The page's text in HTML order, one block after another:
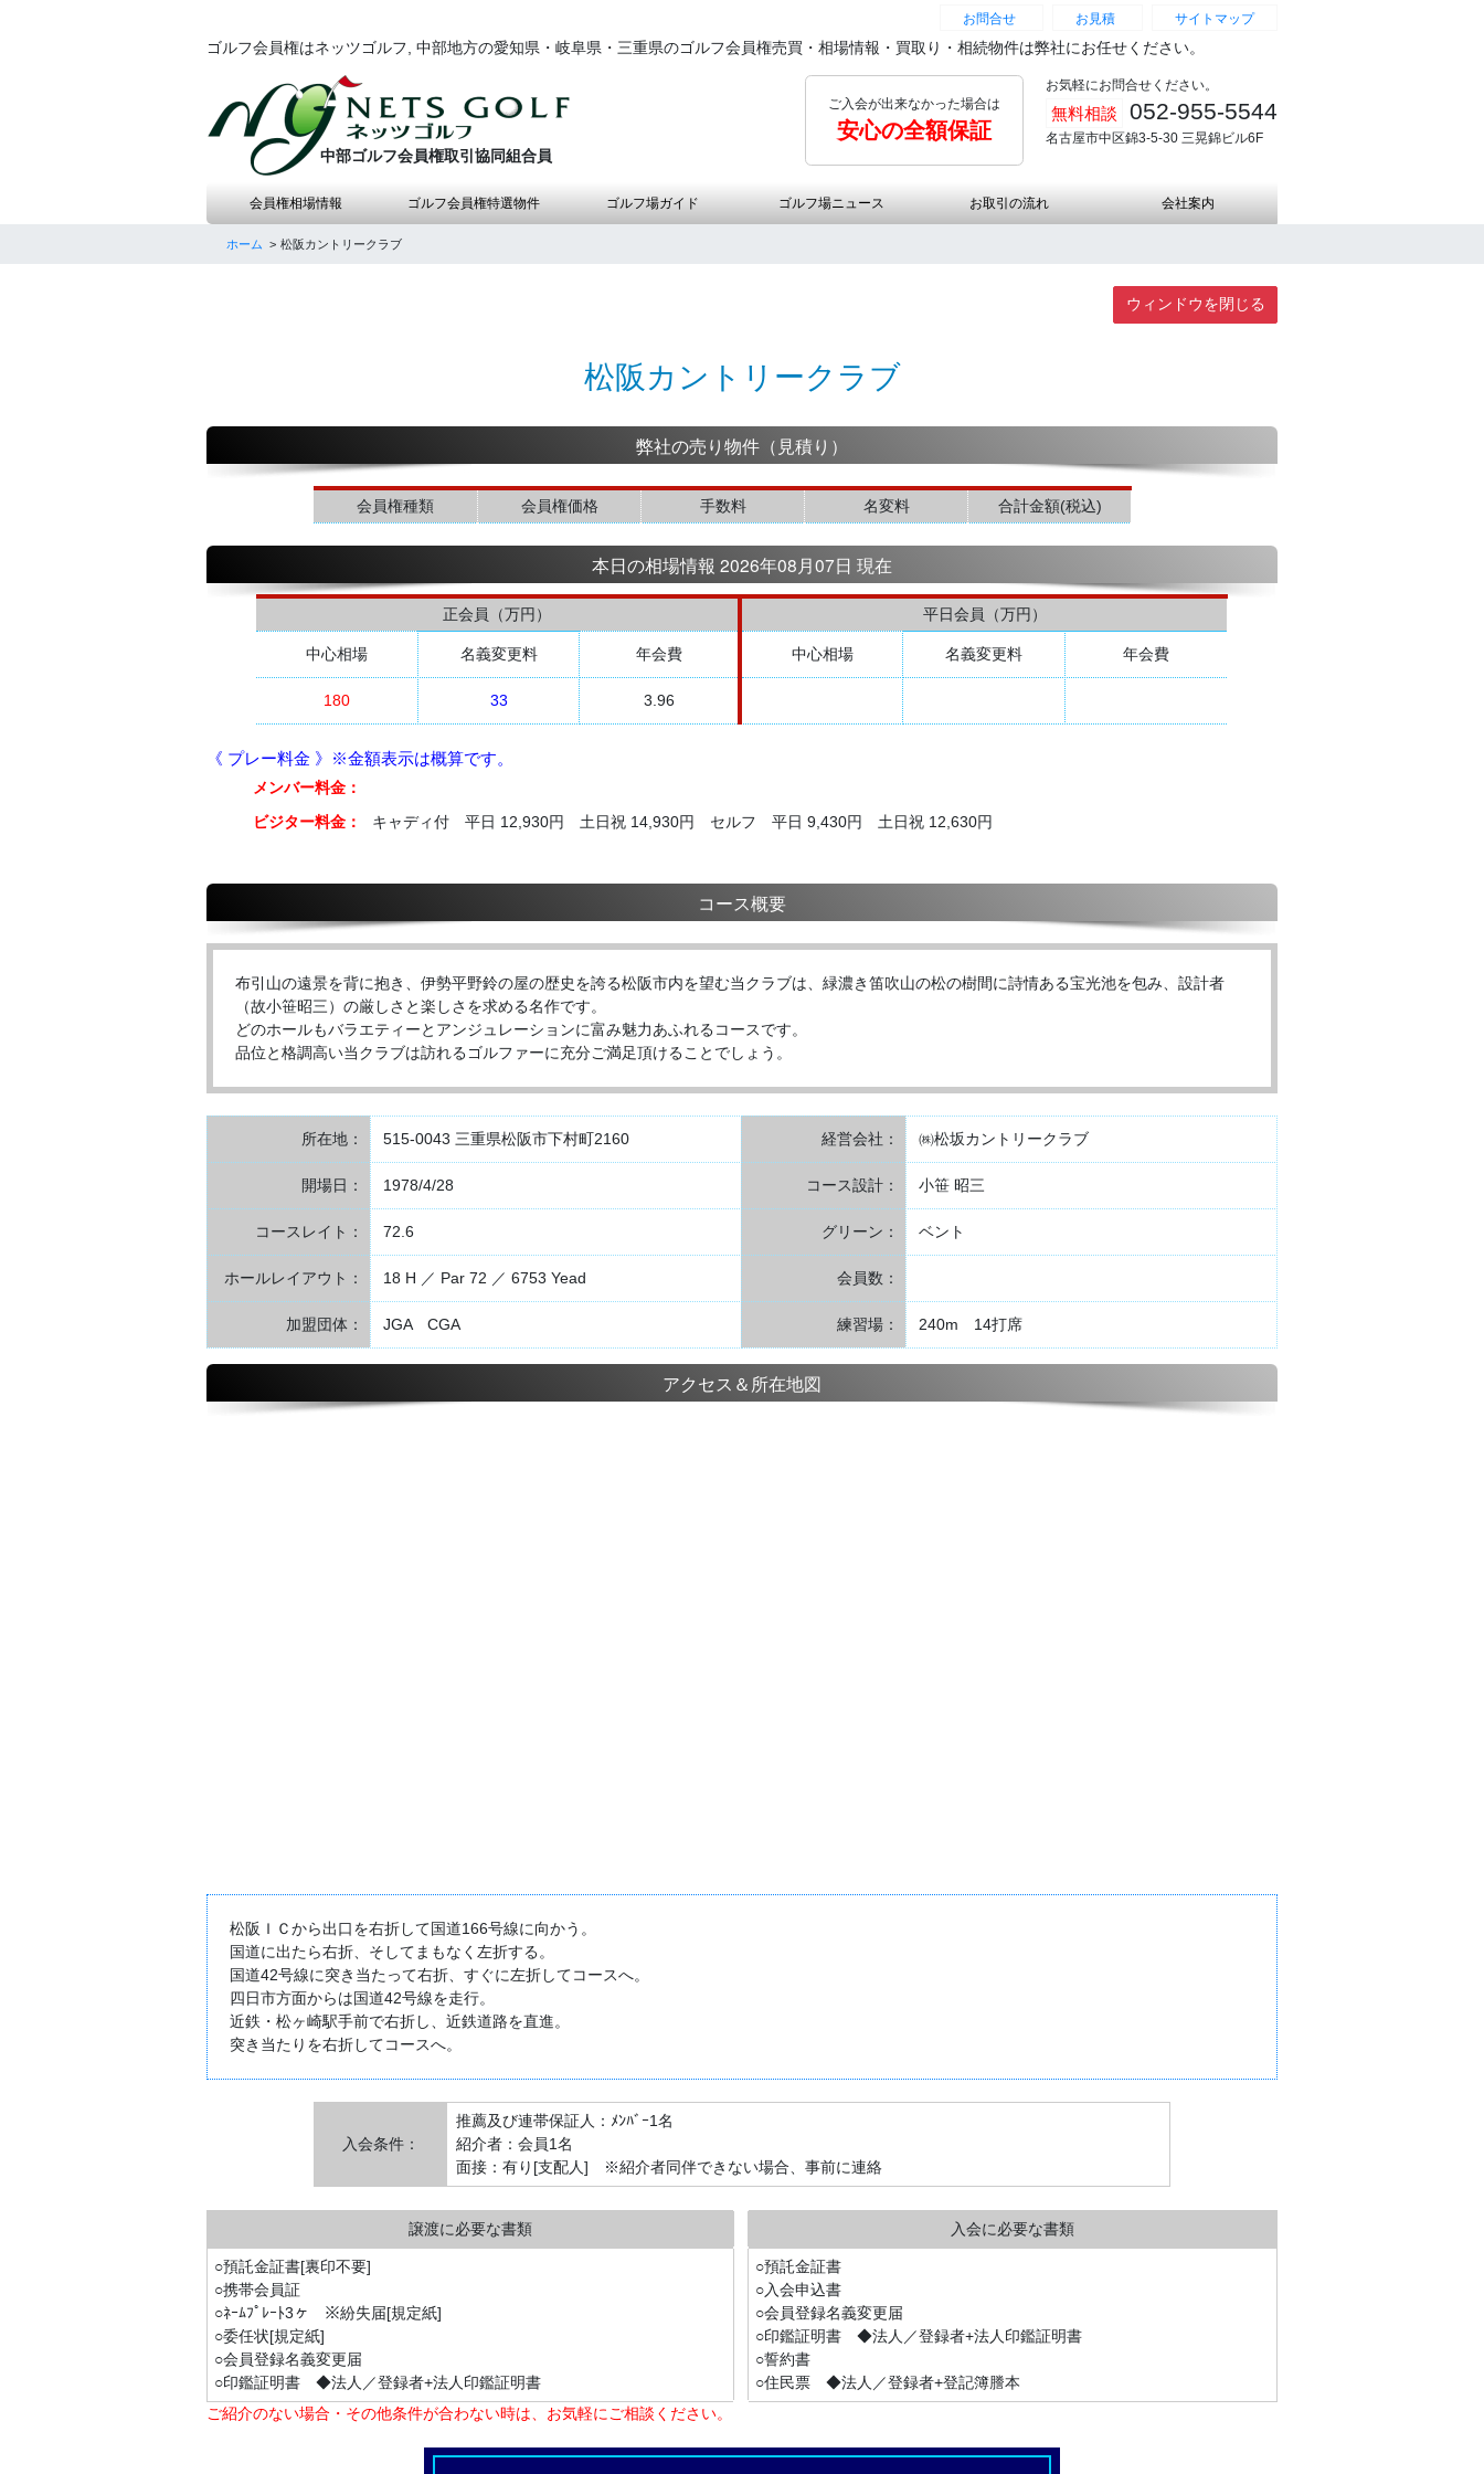
お問合せ お見積 サイトマップ
ゴルフ会員権はネッツゴルフ, 中部地方の愛知県・岐阜県・三重県のゴルフ会員権売買・相場情報・買取り・相続物件は弊社にお任せください。
中部ゴルフ会員権取引協同組合員
ご入会が出来なかった場合は
安心の全額保証
お気軽にお問合せください。
無料相談 052-955-5544
名古屋市中区錦3-5-30 三晃錦ビル6F
会員権相場情報 ゴルフ会員権特選物件 ゴルフ場ガイド ゴルフ場ニュース お取引の流れ 会社案内
ホーム 松阪カントリークラブ
ウィンドウを閉じる
松阪カントリークラブ
弊社の売り物件（見積り）
会員権種類 会員権価格 手数料 名変料 合計金額(税込)
本日の相場情報 2026年08月07日 現在
正会員（万円） 平日会員（万円）
中心相場 名義変更料 年会費 中心相場 名義変更料 年会費
180 33 3.96
《 プレー料金 》※金額表示は概算です。
メンバー料金：
ビジター料金：
キャディ付 平日 12,930円 土日祝 14,930円 セルフ 平日 9,430円 土日祝 12,630円
コース概要
布引山の遠景を背に抱き、伊勢平野鈴の屋の歴史を誇る松阪市内を望む当クラブは、緑濃き笛吹山の松の樹間に詩情ある宝光池を包み、設計者
（故小笹昭三）の厳しさと楽しさを求める名作です。
どのホールもバラエティーとアンジュレーションに富み魅力あふれるコースです。
品位と格調高い当クラブは訪れるゴルファーに充分ご満足頂けることでしょう。
所在地： 515-0043 三重県松阪市下村町2160 経営会社： ㈱松坂カントリークラブ
開場日： 1978/4/28 コース設計： 小笹 昭三
コースレイト： 72.6 グリーン： ベント
ホールレイアウト： 18 H ／ Par 72 ／ 6753 Yead 会員数：
加盟団体： JGA CGA 練習場： 240m 14打席
アクセス＆所在地図
松阪ＩＣから出口を右折して国道166号線に向かう。
国道に出たら右折、そしてまもなく左折する。
国道42号線に突き当たって右折、すぐに左折してコースへ。
四日市方面からは国道42号線を走行。
近鉄・松ヶ崎駅手前で右折し、近鉄道路を直進。
突き当たりを右折してコースへ。
入会条件：
推薦及び連帯保証人：ﾒﾝﾊﾞｰ1名
紹介者：会員1名
面接：有り[支配人] ※紹介者同伴できない場合、事前に連絡
譲渡に必要な書類 入会に必要な書類
○預託金証書[裏印不要]
○携帯会員証
○ﾈｰﾑﾌﾟﾚｰﾄ3ヶ ※紛失届[規定紙]
○委任状[規定紙]
○会員登録名義変更届
○印鑑証明書 ◆法人／登録者+法人印鑑証明書
○預託金証書
○入会申込書
○会員登録名義変更届
○印鑑証明書 ◆法人／登録者+法人印鑑証明書
○誓約書
○住民票 ◆法人／登録者+登記簿謄本
ご紹介のない場合・その他条件が合わない時は、お気軽にご相談ください。